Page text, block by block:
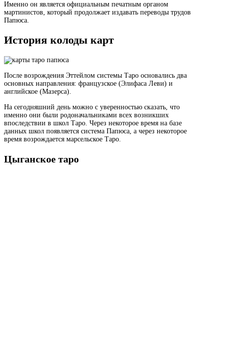
Именно он является официальным печатным органом
мартинистов, который продолжает издавать переводы трудов
Папюса.
История колоды карт
После возрождения Эттейлом системы Таро основались два
основных направления: французское (Элифаса Леви) и
английское (Мазерса).
На сегодняшний день можно с уверенностью сказать, что
именно они были родоначальниками всех возникших
впоследствии в школ Таро. Через некоторое время на базе
данных школ появляется система Папюса, а через некоторое
время возрождается марсельское Таро.
Цыганское таро